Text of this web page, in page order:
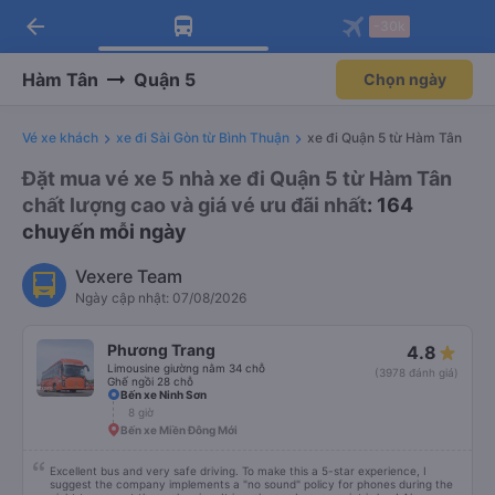
Tải app Vexere ngay!
Nhận ưu đãi thành viên độc
Mở app
Tải app Vexere
-30k/ghế khi đặt vé máy bay qua
Mở app
arrow_back
Hàm Tân Quận 5 Chọn ngày
Vé xe khách xe đi Sài Gòn từ Bình Thuận xe đi Quận 5 từ Hàm Tân
Đặt mua vé xe 5 nhà xe đi Quận 5 từ Hàm Tân
chất lượng cao và giá vé ưu đãi nhất: 164
chuyến mỗi ngày
Vexere Team
Ngày cập nhật: 07/08/2026
Phương Trang
Limousine giường nằm 34 chỗ
Ghế ngồi 28 chỗ
4.8
(3978 đánh giá)
Bến xe Ninh Sơn
8 giờ
Bến xe Miền Đông Mới
Excellent bus and very safe driving. To make this a 5-star experience, I
suggest the company implements a "no sound" policy for phones during the